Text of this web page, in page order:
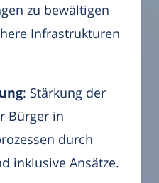
zu bewältigen
Infrastrukturen
: Stärkung der
Bürger in
durch
inklusive Ansätze.